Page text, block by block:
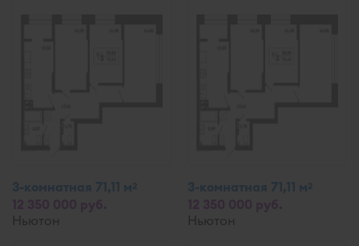
3-комнатная 71,11 м2
Ньютон
3-комнатная 71,11 м2
Ньютон